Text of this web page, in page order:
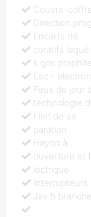
Couvre-
Direction
Encarts dé
coratifs laqué
s gris praphite
Esc -
Feux de jour à
technologie
Filet de sé
paration
Hayon à
ouverture et
lectrique
Jav 5
'